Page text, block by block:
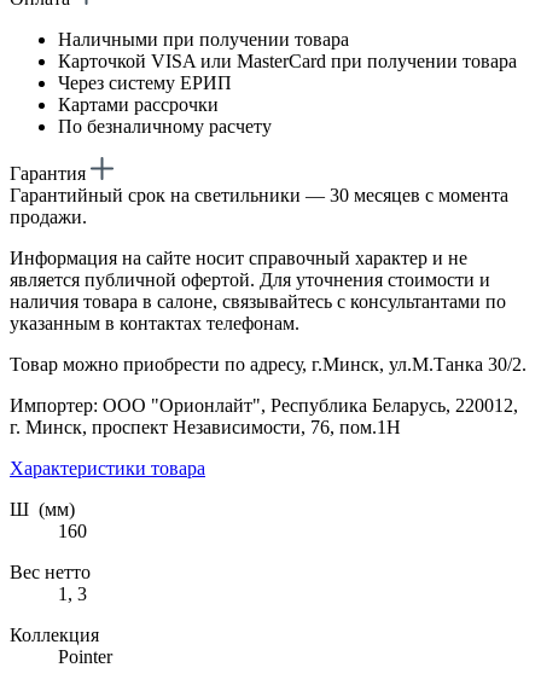
Наличными при получении товара
Карточкой VISA или MasterCard при получении товара
Через систему ЕРИП
Картами рассрочки
По безналичному расчету
Гарантия
Гарантийный срок на светильники — 30 месяцев с момента
продажи.
Информация на сайте носит справочный характер и не
является публичной офертой. Для уточнения стоимости и
наличия товара в салоне, связывайтесь с консультантами по
указанным в контактах телефонам.
Товар можно приобрести по адресу, г.Минск, ул.М.Танка 30/2.
Импортер: ООО "Орионлайт", Республика Беларусь, 220012,
г. Минск, проспект Независимости, 76, пом.1Н
Характеристики товара
Ш (мм)
160
Вес нетто
1, 3
Коллекция
Pointer